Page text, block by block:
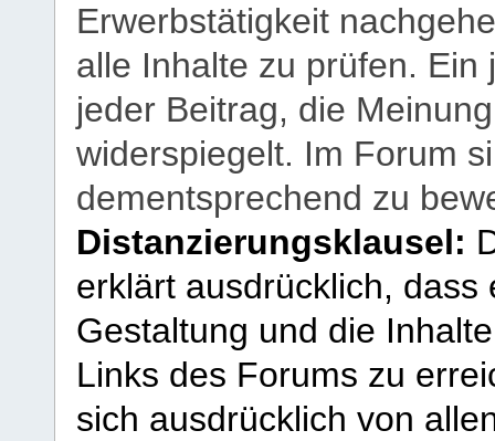
Erwerbstätigkeit
alle Inhalte zu prüfen.
jeder Beitrag, die
widerspiegelt. Im Forum
dementsprechend zu
Distanzierungsklausel:
erklärt ausdrücklich,
Gestaltung und die
Links des Forums zu
sich ausdrücklich von